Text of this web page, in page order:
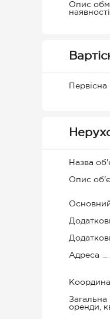
Опис
Назва
Опис
Адреса
Загальна
оренди,